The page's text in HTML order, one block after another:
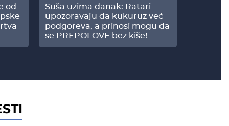
od
Suša uzima danak: Ratari
upozoravaju da kukuruz već
podgoreva, a prinosi mogu da
se PREPOLOVE bez kiše!